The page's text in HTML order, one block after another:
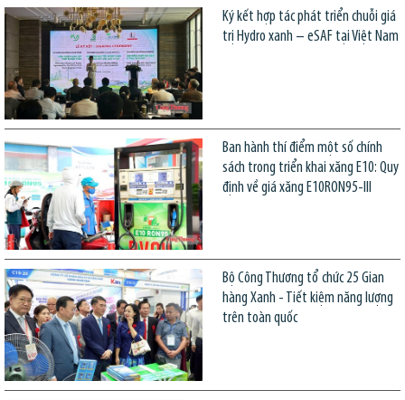
Ký kết hợp tác phát triển chuỗi giá
trị Hydro xanh – eSAF tại Việt Nam
Ban hành thí điểm một số chính
sách trong triển khai xăng E10: Quy
định về giá xăng E10RON95-III
Bộ Công Thương tổ chức 25 Gian
hàng Xanh - Tiết kiệm năng lượng
trên toàn quốc